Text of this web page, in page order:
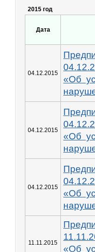
2015 год
Дата
04.12.2015
«Об
04.12.2015
«Об
04.12.2015
«Об
11.11.2015
«Об